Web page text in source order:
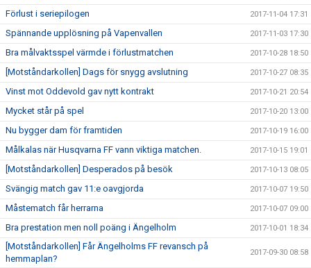
Förlust i seriepilogen 2017-11-04 17:31
Spännande upplösning på Vapenvallen 2017-11-03 17:30
Bra målvaktsspel värmde i förlustmatchen 2017-10-28 18:50
[Motståndarkollen] Dags för snygg avslutning 2017-10-27 08:35
Vinst mot Oddevold gav nytt kontrakt 2017-10-21 20:54
Mycket står på spel 2017-10-20 13:00
Nu bygger dam för framtiden 2017-10-19 16:00
Målkalas när Husqvarna FF vann viktiga matchen. 2017-10-15 19:01
[Motståndarkollen] Desperados på besök 2017-10-13 08:05
Svängig match gav 11:e oavgjorda 2017-10-07 19:50
Måstematch får herrarna 2017-10-07 09:00
Bra prestation men noll poäng i Ängelholm 2017-10-01 18:34
[Motståndarkollen] Får Ängelholms FF revansch på
hemmaplan?
2017-09-30 08:58